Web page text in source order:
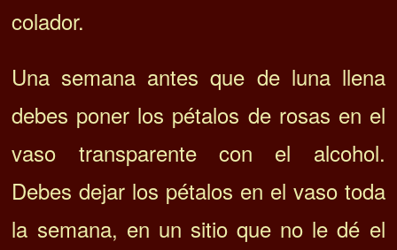
colador.
Una semana antes que de luna llena
debes poner los pétalos de rosas en el
vaso transparente con el alcohol.
Debes dejar los pétalos en el vaso toda
la semana, en un sitio que no le dé el